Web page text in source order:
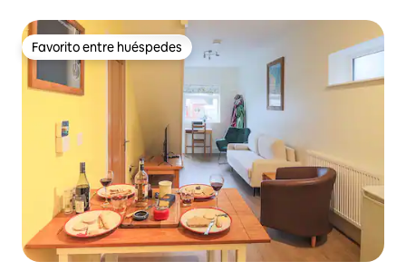
Favorito entre huéspedes
Favorito entre huéspedes